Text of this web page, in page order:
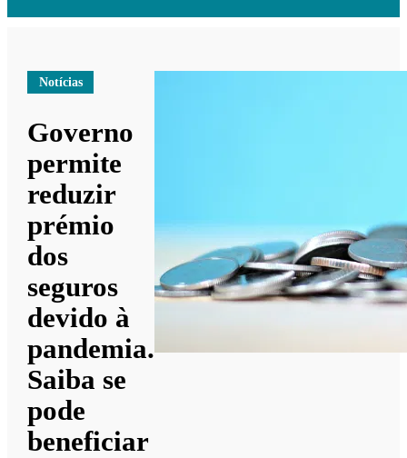
Notícias
Governo
permite
reduzir
prémio
dos
seguros
devido à
pandemia.
Saiba se
pode
beneficiar